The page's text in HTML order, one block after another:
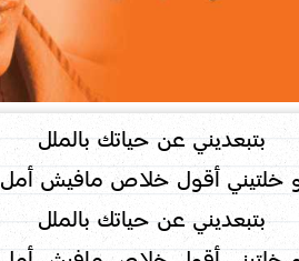
بتبعديني عن حياتك بالملل
خلتيني أقول خلاص مافيش أمل
بتبعديني عن حياتك بالملل